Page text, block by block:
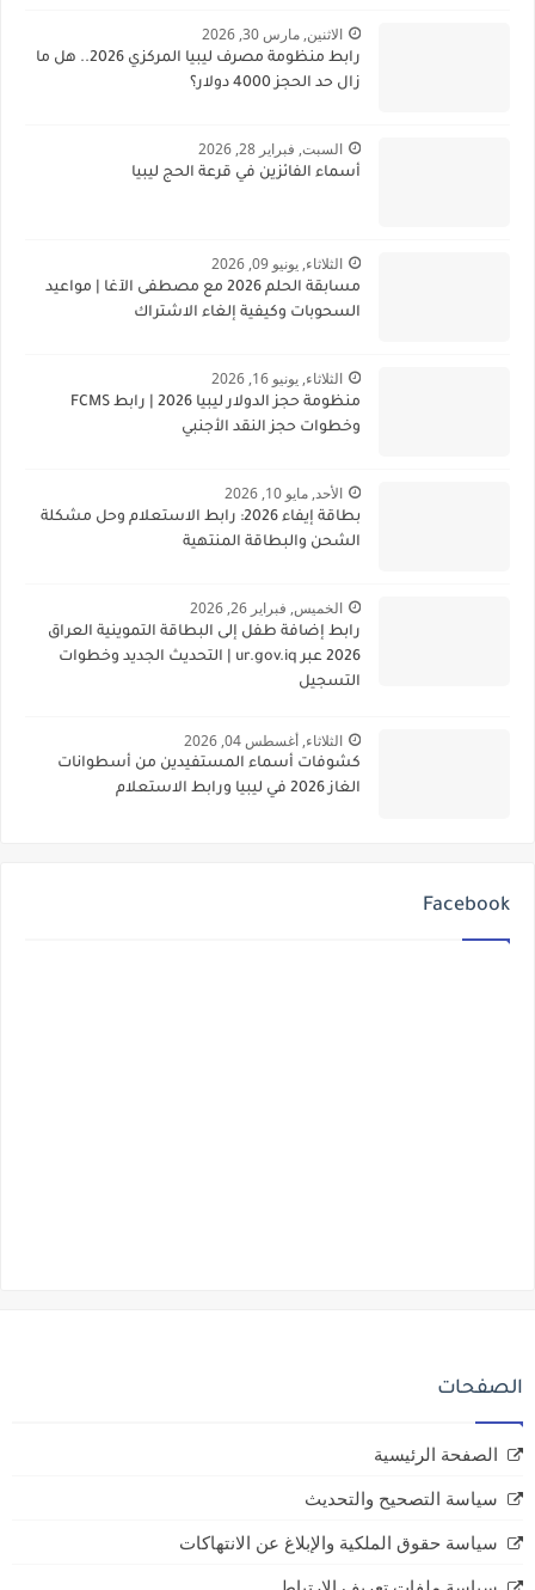
الاثنين, مارس 30, 2026
رابط منظومة مصرف ليبيا المركزي 2026.. هل ما
زال حد الحجز 4000 دولار؟
السبت, فبراير 28, 2026
أسماء الفائزين في قرعة الحج ليبيا
الثلاثاء, يونيو 09, 2026
مسابقة الحلم 2026 مع مصطفى الآغا | مواعيد
السحوبات وكيفية إلغاء الاشتراك
الثلاثاء, يونيو 16, 2026
منظومة حجز الدولار ليبيا 2026 | رابط FCMS
وخطوات حجز النقد الأجنبي
الأحد, مايو 10, 2026
بطاقة إيفاء 2026: رابط الاستعلام وحل مشكلة
الشحن والبطاقة المنتهية
الخميس, فبراير 26, 2026
رابط إضافة طفل إلى البطاقة التموينية العراق
2026 عبر ur.gov.iq | التحديث الجديد وخطوات
التسجيل
الثلاثاء, أغسطس 04, 2026
كشوفات أسماء المستفيدين من أسطوانات
الغاز 2026 في ليبيا ورابط الاستعلام
Facebook
الصفحات
الصفحة الرئيسية
سياسة التصحيح والتحديث
سياسة حقوق الملكية والإبلاغ عن الانتهاكات